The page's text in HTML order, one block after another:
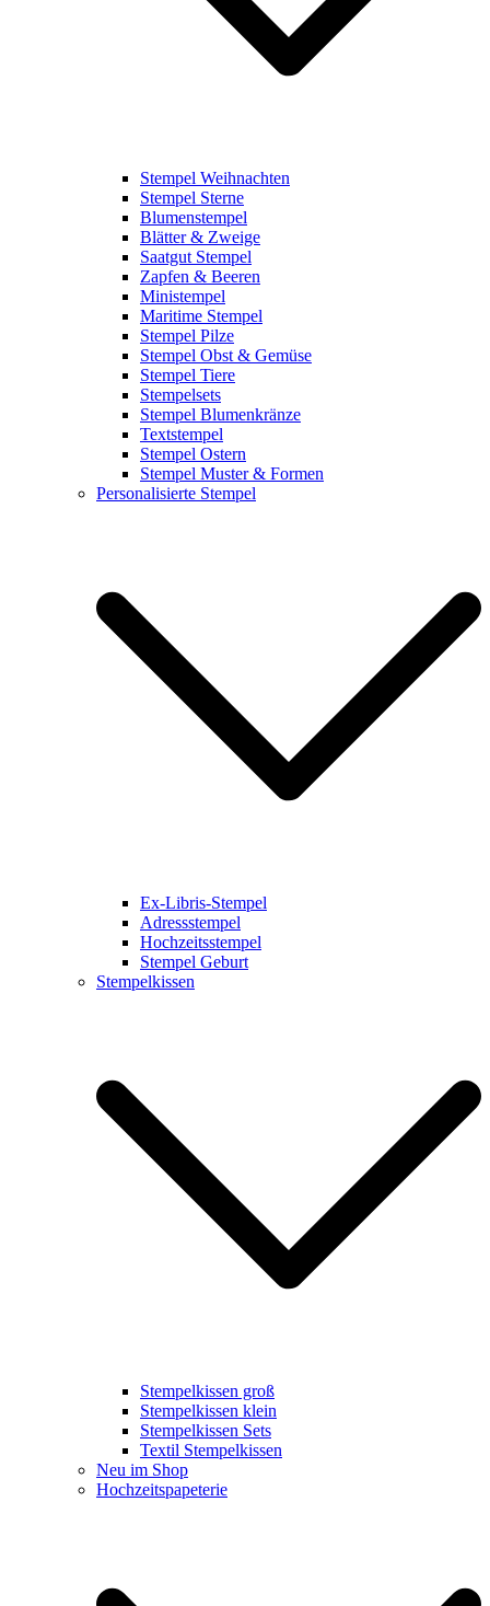
Stempel Weihnachten
Stempel Sterne
Blumenstempel
Blätter & Zweige
Saatgut Stempel
Zapfen & Beeren
Ministempel
Maritime Stempel
Stempel Pilze
Stempel Obst & Gemüse
Stempel Tiere
Stempelsets
Stempel Blumenkränze
Textstempel
Stempel Ostern
Stempel Muster & Formen
Personalisierte Stempel
Ex-Libris-Stempel
Adressstempel
Hochzeitsstempel
Stempel Geburt
Stempelkissen
Stempelkissen groß
Stempelkissen klein
Stempelkissen Sets
Textil Stempelkissen
Neu im Shop
Hochzeitspapeterie